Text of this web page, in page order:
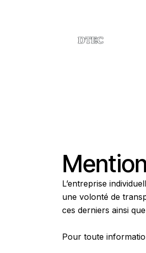
L’entreprise
une volonté de
ces derniers ainsi
Pour toute